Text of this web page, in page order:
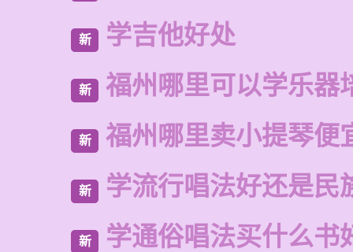
新 学吉他好处
新 福州哪里可以学乐器
新 福州哪里卖小提琴便
新 学流行唱法好还是民
新 学通俗唱法买什么书